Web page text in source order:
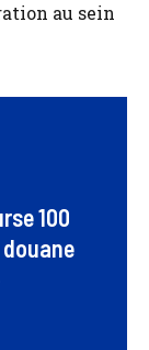
au sein
100